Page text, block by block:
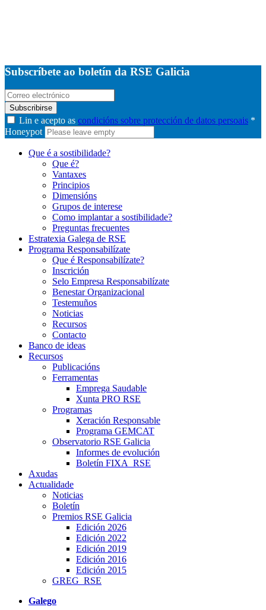
Subscríbete ao boletín da RSE Galicia
Subscribirse
Lin e acepto as condicións sobre protección de datos persoais *
Honeypot
Que é a sostibilidade?
Que é?
Vantaxes
Principios
Dimensións
Grupos de interese
Como implantar a sostibilidade?
Preguntas frecuentes
Estratexia Galega de RSE
Programa Responsabilízate
Que é Responsabilízate?
Inscrición
Selo Empresa Responsabilízate
Benestar Organizacional
Testemuños
Noticias
Recursos
Contacto
Banco de ideas
Recursos
Publicacións
Ferramentas
Emprega Saudable
Xunta PRO RSE
Programas
Xeración Responsable
Programa GEMCAT
Observatorio RSE Galicia
Informes de evolución
Boletín FIXA_RSE
Axudas
Actualidade
Noticias
Boletín
Premios RSE Galicia
Edición 2026
Edición 2022
Edición 2019
Edición 2016
Edición 2015
GREG_RSE
Galego